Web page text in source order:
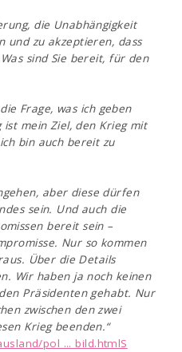
die Unabhängigkeit
und zu akzeptieren, dass
sind Sie bereit, für den
Frage, was ich geben
mein Ziel, den Krieg mit
bin auch bereit zu
aber diese dürfen
sein. Und auch die
bereit sein –
Nur so kommen
Über die Details
Wir haben ja noch keinen
Präsidenten gehabt. Nur
zwischen den zwei
Krieg beenden.“
pol ... bild.htmlS